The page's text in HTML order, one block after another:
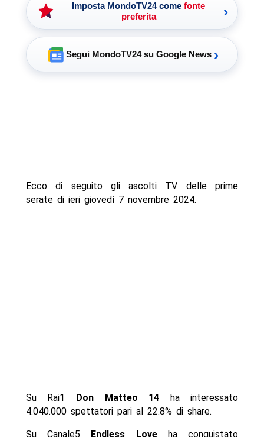
Imposta MondoTV24 come fonte
preferita
›
Segui MondoTV24 su Google News ›
Ecco di seguito gli ascolti TV delle prime
serate di ieri giovedì 7 novembre 2024.
Su Rai1 Don Matteo 14 ha interessato
4.040.000 spettatori pari al 22.8% di share.
Su Canale5 Endless Loveha conquistato